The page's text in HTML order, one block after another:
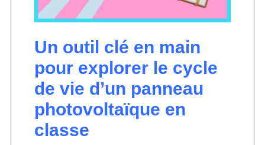
Un outil clé en main
pour explorer le cycle
de vie d’un panneau
photovoltaïque en
classe